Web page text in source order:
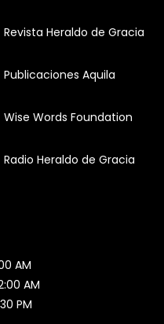
Revista Heraldo de Gracia
Publicaciones Aquila
Wise Words Foundation
Radio Heraldo de Gracia
AM
AM
PM